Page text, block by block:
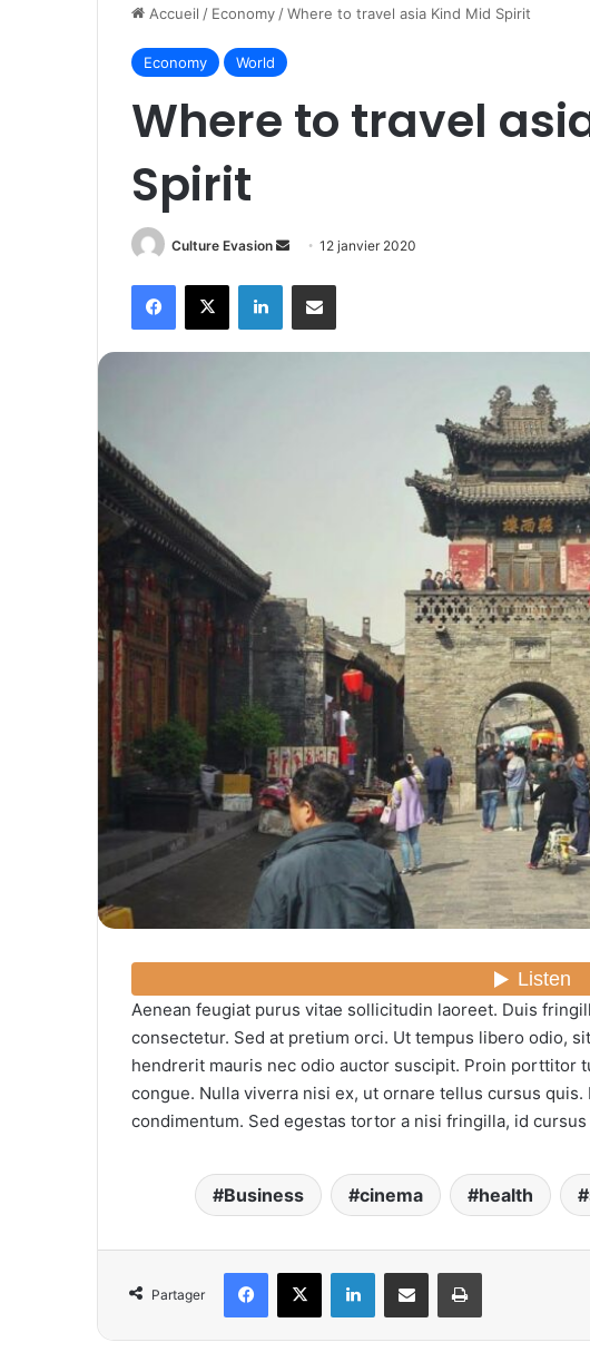
Accueil / Economy /Where to travel asia Kind Mid Spirit
Economy World
Where to travel
Spirit
Culture Evasion
Envoyer
courriel
12 janvier 2020
Facebook
X LinkedinPartager par email
Aenean feugiat purus vitae sollicitudin laoreet. Duis
consectetur. Sed at pretium orci. Ut tempus libero odio,
hendrerit mauris nec odio auctor suscipit. Proin porttitor
congue. Nulla viverra nisi ex, ut ornare tellus cursus
condimentum. Sed egestas tortor a nisi fringilla, id
Business cinema health
Partager
Facebook
X LinkedinPartager par email Imprimer